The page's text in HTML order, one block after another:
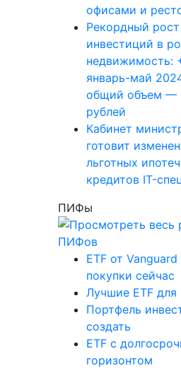
офисами и
Рекордный рост
инвестиций в
недвижимость:
январь-май
общий объем —
рублей
Кабинет
готовит
льготных
кредитов IT-
ПИФы
ETF от Vanguard
покупки сейчас
Лучшие ETF для
Портфель
создать
ETF с
горизонтом